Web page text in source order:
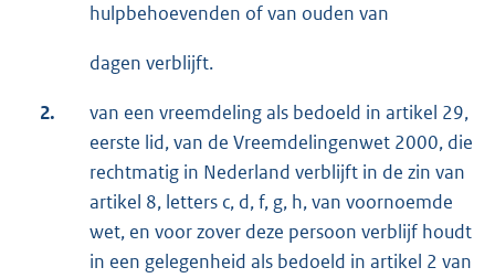
hulpbehoevenden of van ouden van
dagen verblijft.
2.
van een vreemdeling als bedoeld in artikel 29,
eerste lid, van de Vreemdelingenwet 2000, die
rechtmatig in Nederland verblijft in de zin van
artikel 8, letters c, d, f, g, h, van voornoemde
wet, en voor zover deze persoon verblijf houdt
in een gelegenheid als bedoeld in artikel 2 van